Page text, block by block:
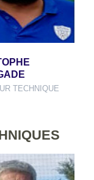
TECHNIQUE